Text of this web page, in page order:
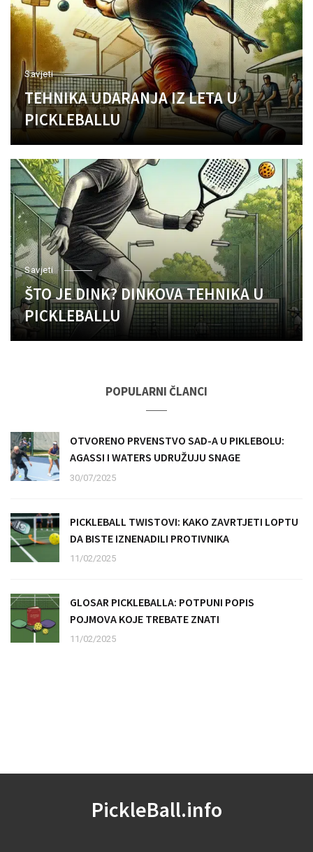
Savjeti
TEHNIKA UDARANJA IZ LETA U
PICKLEBALLU
Savjeti
ŠTO JE DINK? DINKOVA TEHNIKA U
PICKLEBALLU
POPULARNI ČLANCI
OTVORENO PRVENSTVO SAD-A U PIKLEBOLU:
AGASSI I WATERS UDRUŽUJU SNAGE
30/07/2025
PICKLEBALL TWISTOVI: KAKO ZAVRTJETI LOPTU
DA BISTE IZNENADILI PROTIVNIKA
11/02/2025
GLOSAR PICKLEBALLA: POTPUNI POPIS
POJMOVA KOJE TREBATE ZNATI
11/02/2025
PickleBall.info